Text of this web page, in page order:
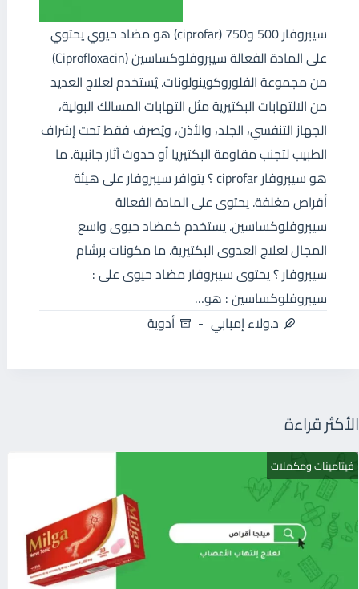
سيبروفار 500 و750 (ciprofar) هو مضاد حيوي يحتوي
على المادة الفعالة سيبروفلوكساسين (Ciprofloxacin)
من مجموعة الفلوروكوينولونات. يُستخدم لعلاج العديد
من الالتهابات البكتيرية مثل التهابات المسالك البولية،
الجهاز التنفسي، الجلد، والأذن، ويُصرف فقط تحت إشراف
الطبيب لتجنب مقاومة البكتيريا أو حدوث آثار جانبية. ما
هو سيبروفار ciprofar ؟ يتوافر سيبروفار على هيئة
أقراص مغلفة. يحتوى على المادة الفعالة
سيبروفلوكساسين. يستخدم كمضاد حيوى واسع
المجال لعلاج العدوى البكتيرية. ما مكونات برشام
سيبروفار ؟ يحتوى سيبروفار مضاد حيوى على :
سيبروفلوكساسين : هو…
د.ولاء إمبابي
أدوية
الأكثر قراءة
فيتامينات ومكملات